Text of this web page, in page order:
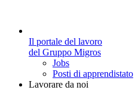
Il portale del lavoro
del Gruppo Migros
Jobs
Posti di apprendistato
Lavorare da noi